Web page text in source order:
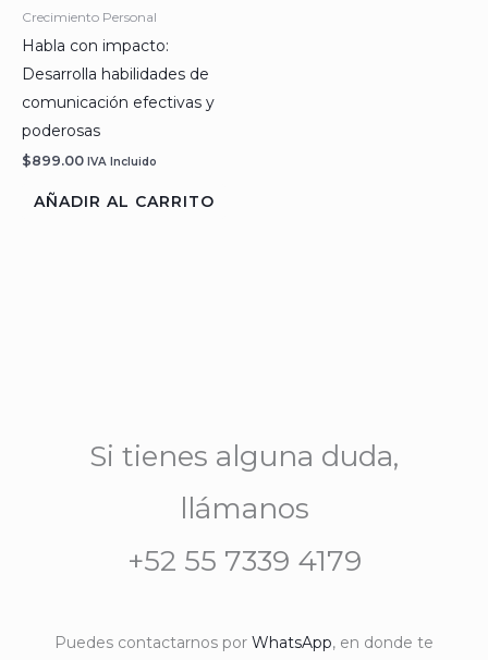
Crecimiento Personal
Habla con impacto:
Desarrolla habilidades de
comunicación efectivas y
poderosas
$899.00 IVA Incluido
AÑADIR AL CARRITO
Si tienes alguna duda,
llámanos
+52 55 7339 4179
Puedes contactarnos por WhatsApp, en donde te